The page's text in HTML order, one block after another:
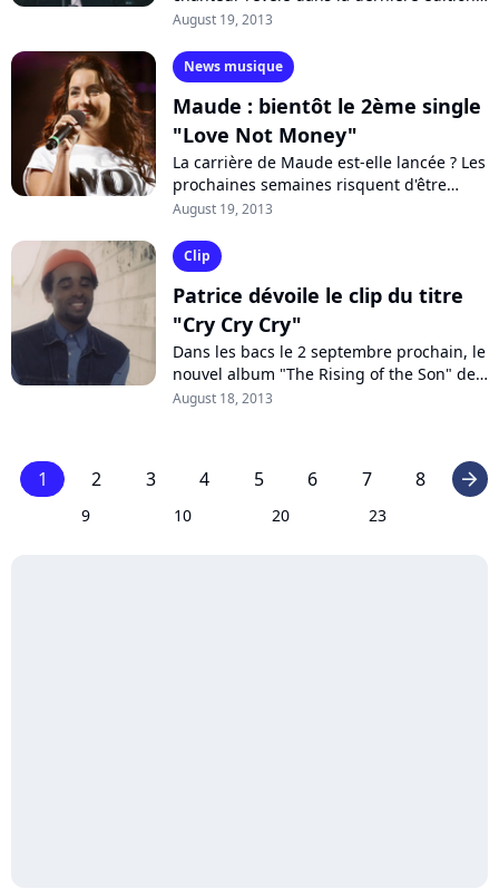
de la "Star Academy" sur NRJ12, propose
August 19, 2013
News musique
Maude : bientôt le 2ème single
"Love Not Money"
La carrière de Maude est-elle lancée ? Les
prochaines semaines risquent d'être
décisives. Car si le premier single "Love Is
August 19, 2013
Clip
Patrice dévoile le clip du titre
"Cry Cry Cry"
Dans les bacs le 2 septembre prochain, le
nouvel album "The Rising of the Son" de
Patrice promet d'apporter une dose de
August 18, 2013
1 2 3 4 5 6 7 8
9 10 20 23
arrow_right